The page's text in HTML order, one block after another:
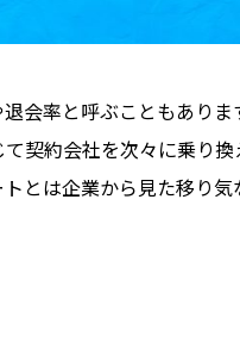
会率と呼ぶこともあり
契約会社を次々に乗り
とは企業から見た移り